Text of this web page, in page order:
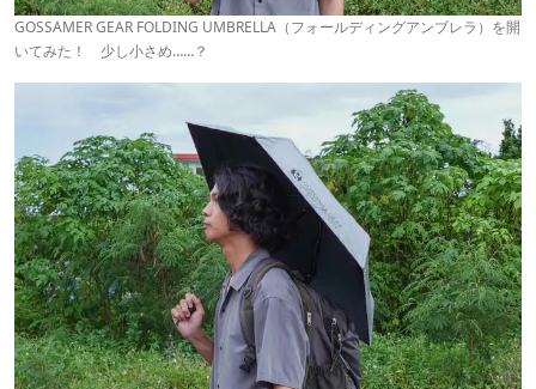
GOSSAMER GEAR FOLDING UMBRELLA（フォールディングアンブレラ）を開
いてみた！ 少し小さめ……？